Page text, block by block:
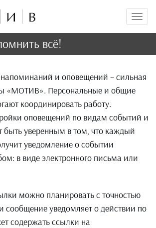
всё!
и оповещений – сильная
«МОТИВ». Персональные и общие
координировать работу.
оповещений по видам событий и
быть уверенным в том, что каждый
уведомление о событии
в виде электронного письма или
можно планировать с точностью
сообщение уведомляет о действии по
содержать ссылки на